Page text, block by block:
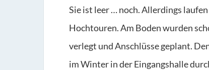
Sie ist leer … noch. Allerdings
Hochtouren. Am Boden wurden
verlegt und Anschlüsse geplant.
im Winter in der Eingangshalle